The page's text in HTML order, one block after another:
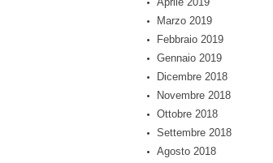
Marzo 2019
Febbraio 2019
Gennaio 2019
Dicembre 2018
Novembre 2018
Ottobre 2018
Settembre 2018
Agosto 2018